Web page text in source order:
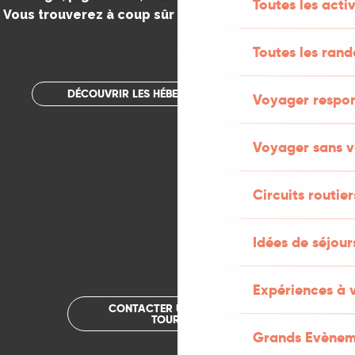
Toutes les
Toutes les
Voyager
Voyager sans
Circuits
Idées de
Expériences à
Grands
Vous trouverez à coup sûr votre bonheur dans le Lot.
.
DÉCOUVRIR LES HÉBERGEMENTS INSOLITES
CONTACTER UN OFFICE DE
TOURISME